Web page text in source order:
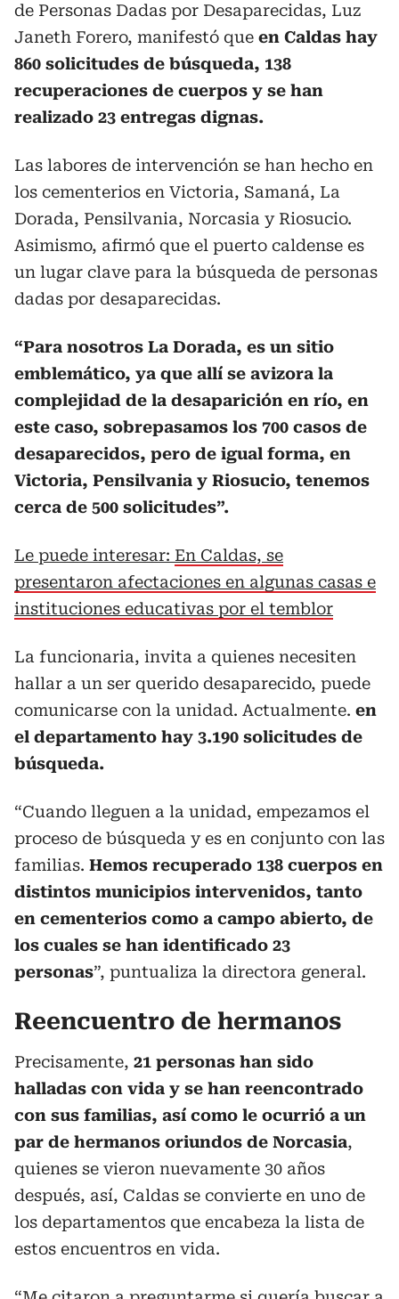
de Personas Dadas por Desaparecidas, Luz
Janeth Forero, manifestó que en Caldas hay
860 solicitudes de búsqueda, 138
recuperaciones de cuerpos y se han
realizado 23 entregas dignas.
Las labores de intervención se han hecho en
los cementerios en Victoria, Samaná, La
Dorada, Pensilvania, Norcasia y Riosucio.
Asimismo, afirmó que el puerto caldense es
un lugar clave para la búsqueda de personas
dadas por desaparecidas.
“Para nosotros La Dorada, es un sitio
emblemático, ya que allí se avizora la
complejidad de la desaparición en río, en
este caso, sobrepasamos los 700 casos de
desaparecidos, pero de igual forma, en
Victoria, Pensilvania y Riosucio, tenemos
cerca de 500 solicitudes”.
Le puede interesar: En Caldas, se
presentaron afectaciones en algunas casas e
instituciones educativas por el temblor
La funcionaria, invita a quienes necesiten
hallar a un ser querido desaparecido, puede
comunicarse con la unidad. Actualmente. en
el departamento hay 3.190 solicitudes de
búsqueda.
“Cuando lleguen a la unidad, empezamos el
proceso de búsqueda y es en conjunto con las
familias. Hemos recuperado 138 cuerpos en
distintos municipios intervenidos, tanto
en cementerios como a campo abierto, de
los cuales se han identificado 23
personas”, puntualiza la directora general.
Reencuentro de hermanos
Precisamente, 21 personas han sido
halladas con vida y se han reencontrado
con sus familias, así como le ocurrió a un
par de hermanos oriundos de Norcasia,
quienes se vieron nuevamente 30 años
después, así, Caldas se convierte en uno de
los departamentos que encabeza la lista de
estos encuentros en vida.